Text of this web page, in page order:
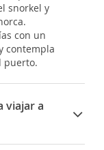
snorkel y
con un
contempla
puerto.
viajar a
típicas